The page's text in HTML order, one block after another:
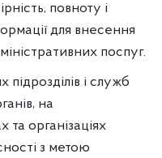
повноту i
для внесення
пocпyг.
підрозділів i служб
на
та організаціях
з метою